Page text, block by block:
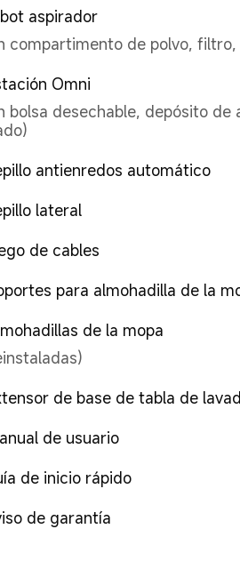
aspirador
compartimento de polvo,
Omni
bolsa desechable, depósito
antienredos automático
lateral
de cables
para almohadilla de la
de la mopa
de base de tabla de
de usuario
de inicio rápido
de garantía